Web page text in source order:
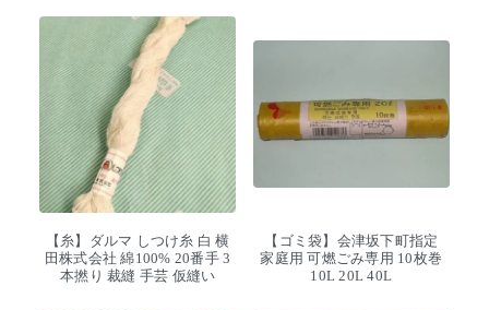
【糸】ダルマ しつけ糸 白 横
田株式会社 綿100% 20番手 3
本撚り 裁縫 手芸 仮縫い
【ゴミ袋】会津坂下町指定
家庭用 可燃ごみ専用 10枚巻
10L 20L 40L